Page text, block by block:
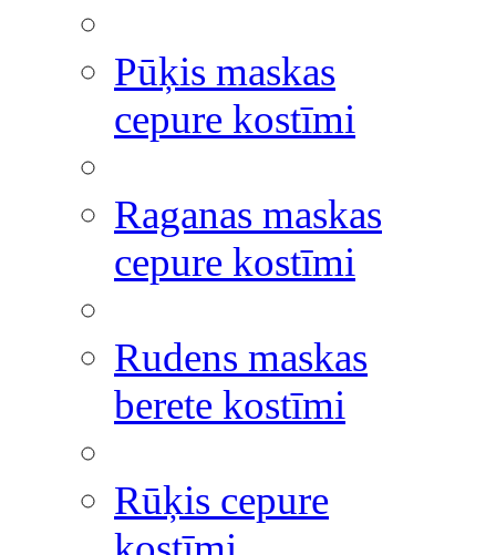
Pūķis maskas
cepure kostīmi
Raganas maskas
cepure kostīmi
Rudens maskas
berete kostīmi
Rūķis cepure